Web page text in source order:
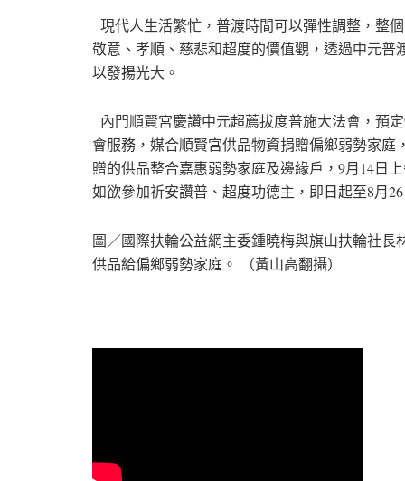
現代人生活繁忙，普渡時間可以彈性調整，整
敬意、孝順、慈悲和超度的價值觀，透過中元
以發揚光大。
內門順賢宮慶讚中元超薦拔度普施大法會，預
會服務，媒合順賢宮供品物資捐贈偏鄉弱勢家
贈的供品整合嘉惠弱勢家庭及邊緣戶，9月14日
如欲參加祈安讚普、超度功德主，即日起至8月
圖／國際扶輪公益網主委鍾曉梅與旗山扶輪社
供品給偏鄉弱勢家庭。 （黃山高翻攝）